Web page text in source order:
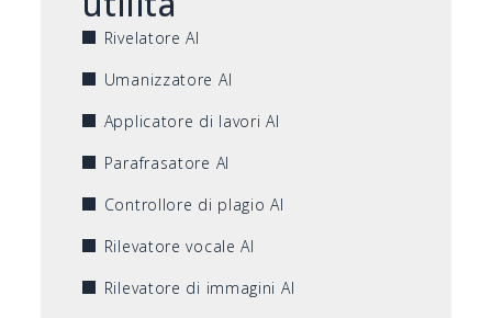
Rivelatore AI
Umanizzatore AI
Applicatore di lavori AI
Parafrasatore AI
Controllore di plagio AI
Rilevatore vocale AI
Rilevatore di immagini AI